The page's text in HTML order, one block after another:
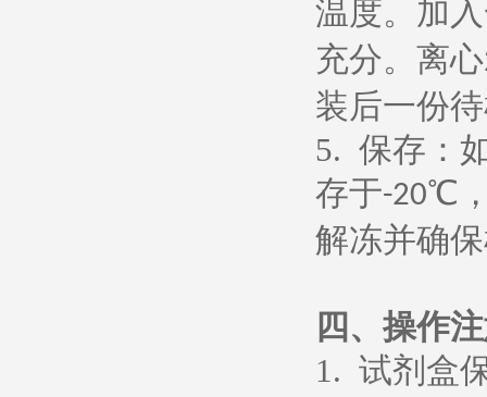
温度。加
充分。离心
装后一份
5. 保存：
存于-20℃
解冻并确
四、操作
1. 试剂盒